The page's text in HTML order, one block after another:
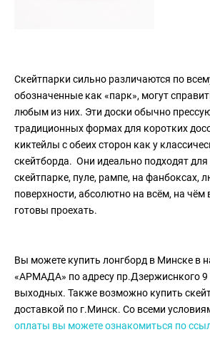
Скейтпарки сильно различаются по
обозначенные как «парк», могут
любым из них. Эти доски обычно
традиционных формах для коротких
киктейлы с обеих сторон как у
скейтборда. Они идеально подходят для
скейтпарке, пуле, рампе, на фанбоксах,
поверхности, абсолютно на всём, на
готовы проехать.
Вы можете купить лонгборд в Минске в
«АРМАДА» по адресу пр.Дзержиснкого 9
выходных. Также возможно купить
доставкой по г.Минск. Со всеми
оплаты вы можете ознакомиться по